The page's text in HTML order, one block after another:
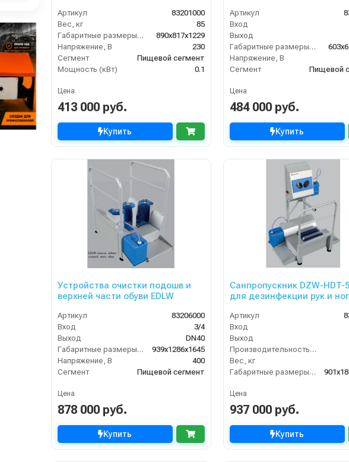
Артикул
83201000
Вес, кг
85
Габаритные размеры, мм
890x817x1229
Напряжение, В
230
Сегмент
Пищевой сегмент
Мощность (кВт)
0.1
Цена
413 000 руб.
Купить
Артикул
Вход
Выход
Габаритные размеры, мм
Напряжение, В
Сегмент
Пищевой
Цена
484 000 руб.
Купить
Устройства очистки подошв и
верхней части обуви EDLW
Артикул
83206000
Вход
3/4
Выход
DN40
Габаритные размеры, мм
939x1286x1645
Напряжение, В
400
Сегмент
Пищевой сегмент
Цена
878 000 руб.
Купить
Санпропускник DZW-HDT-
для дезинфекции рук и
(правосторонний)
Артикул
Вход
Выход
Производительность (л/мин)
Вес, кг
Габаритные размеры, мм
Цена
937 000 руб.
Купить